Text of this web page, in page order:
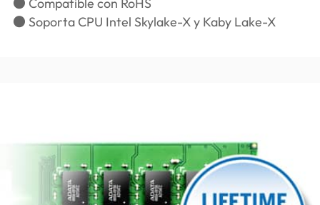
● Soporta CPU Intel Skylake-X y Kaby Lake-X